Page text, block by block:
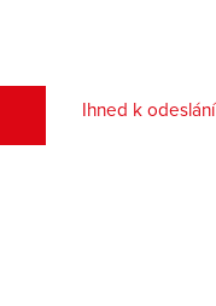
Ihned k odeslání